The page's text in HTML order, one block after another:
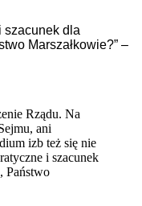
szacunek dla
Marszałkowie?” –
Rządu. Na
ani
izb też się nie
i szacunek
Państwo